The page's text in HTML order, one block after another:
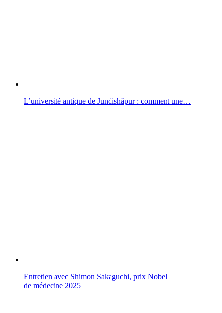
L’université antique de Jundishâpur : comment une…
Entretien avec Shimon Sakaguchi, prix Nobel
de médecine 2025